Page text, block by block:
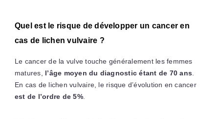
Quel est le risque de développer un cancer en
cas de lichen vulvaire ?
Le cancer de la vulve touche généralement les femmes
matures, l’âge moyen du diagnostic étant de 70 ans
En cas de lichen vulvaire, le risque d’évolution en cancer
est de l’ordre de 5%.